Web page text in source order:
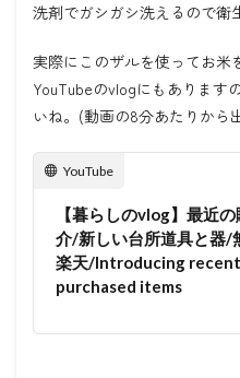
洗剤でガシガシ洗えるので
実際にこのザルを使ってお米
YouTubeのvlogにもあります
いね。(動画の8分あたりから
YouTube
【暮らしのvlog】最近
介/新しい台所道具と器/
楽天/Introducing
purchased items